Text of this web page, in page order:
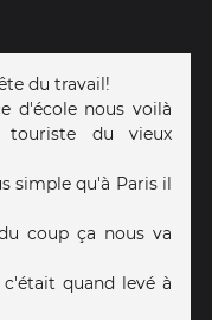
du travail!
d'école nous voilà
du vieux
simple qu'à Paris il
coup ça nous va
quand levé à